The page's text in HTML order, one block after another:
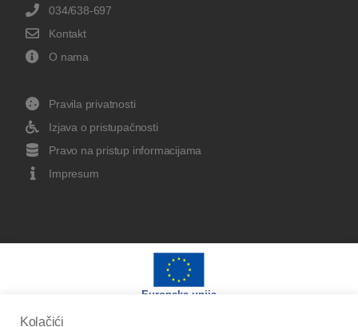
034/638-697
Kontakt
O nama
Pravila privatnosti
Izjava o pristupačnosti
Pravo na pristup informacijama
Impresum
Europska unija
Kolačići